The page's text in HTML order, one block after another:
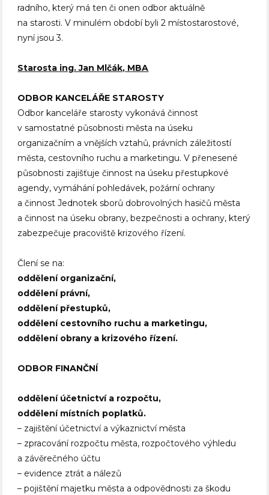
radního, který má ten či onen odbor aktuálně
na starosti. V minulém období byli 2 místostarostové,
nyní jsou 3.
Starosta ing. Jan Mlčák, MBA
ODBOR KANCELÁŘE STAROSTY
Odbor kanceláře starosty vykonává činnost
v samostatné působnosti města na úseku
organizačním a vnějších vztahů, právních záležitostí
města, cestovního ruchu a marketingu. V přenesené
působnosti zajišťuje činnost na úseku přestupkové
agendy, vymáhání pohledávek, požární ochrany
a činnost Jednotek sborů dobrovolných hasičů města
a činnost na úseku obrany, bezpečnosti a ochrany, který
zabezpečuje pracoviště krizového řízení.
Člení se na:
oddělení organizační,
oddělení právní,
oddělení přestupků,
oddělení cestovního ruchu a marketingu,
oddělení obrany a krizového řízení.
ODBOR FINANČNÍ
oddělení účetnictví a rozpočtu,
oddělení místních poplatků.
– zajištění účetnictví a výkaznictví města
– zpracování rozpočtu města, rozpočtového výhledu
a závěrečného účtu
– evidence ztrát a nálezů
– pojištění majetku města a odpovědnosti za škodu